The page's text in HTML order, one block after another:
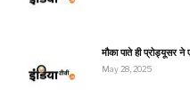
मौका पाते ही प्रोड्यूसर
May 28, 2025